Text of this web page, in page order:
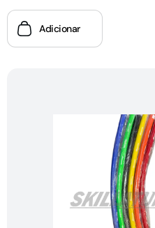
Adicionar